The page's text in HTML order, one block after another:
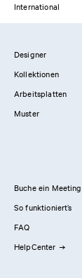
International
Designer
Kollektionen
Arbeitsplatten
Muster
Buche ein Meeting
So funktioniert’s
FAQ
HelpCenter